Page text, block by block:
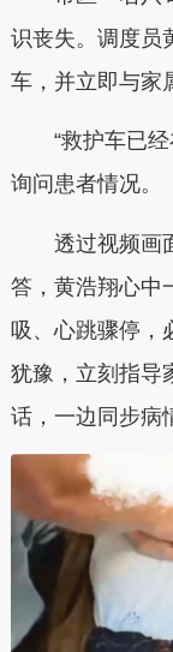
识丧失。调度员
车，并立即与家
“救护车已
询问患者情况。
透过视频画
答，黄浩翔心
吸、心跳骤停，
犹豫，立刻指导
话，一边同步病